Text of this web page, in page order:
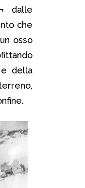
dalle
che
osso
della